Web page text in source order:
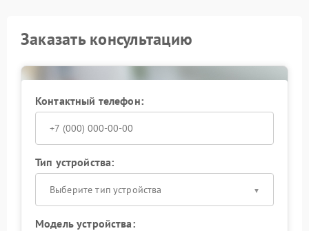
Заказать консультацию
Контактный телефон:
Тип устройства:
Выберите тип устройства
Модель устройства: